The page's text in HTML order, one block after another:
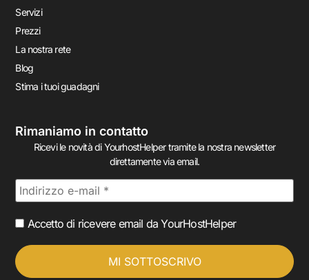
Servizi
Prezzi
La nostra rete
Blog
Stima i tuoi guadagni
Rimaniamo in contatto
Ricevi le novità di YourhostHelper tramite la nostra newsletter
direttamente via email.
Accetto di ricevere email da YourHostHelper